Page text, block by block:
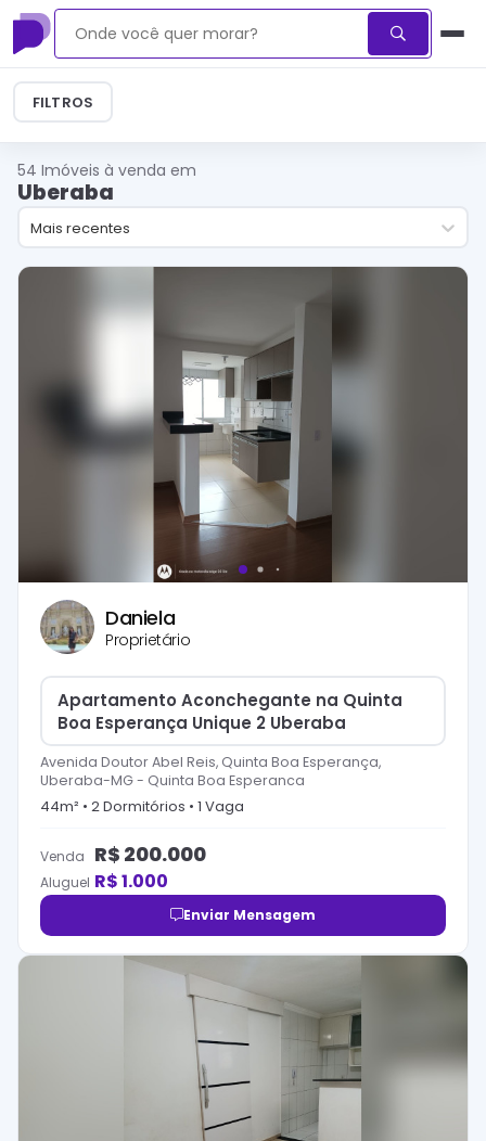
FILTROS
54 Imóveis à venda em
Uberaba
Mais recentes
Daniela
Proprietário
Apartamento Aconchegante na Quinta
Boa Esperança Unique 2 Uberaba
Avenida Doutor Abel Reis, Quinta Boa Esperança,
Uberaba-MG- Quinta Boa Esperanca
44m² • 2Dormitórios • 1 Vaga
Venda R$ 200.000
Aluguel R$1.000
Enviar Mensagem